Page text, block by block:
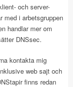
och server-
med i arbetsgruppen
handlar mer om
DNSsec.
kontakta mig
web sajt och
finns redan